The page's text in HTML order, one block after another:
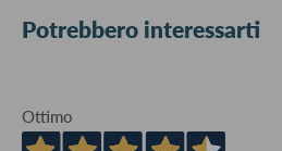
Potrebbero interessarti
Ottimo